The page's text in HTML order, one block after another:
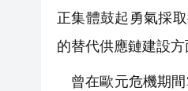
正集體鼓起勇氣採
的替代供應鏈建設方
曾在歐元危機期